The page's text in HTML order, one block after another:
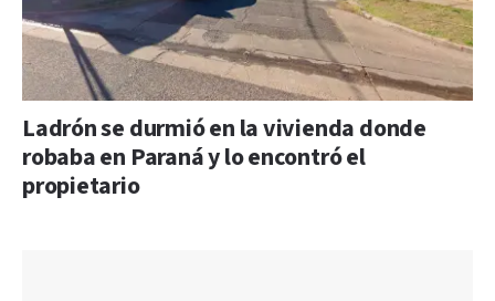
Ladrón se durmió en la vivienda donde
robaba en Paraná y lo encontró el
propietario